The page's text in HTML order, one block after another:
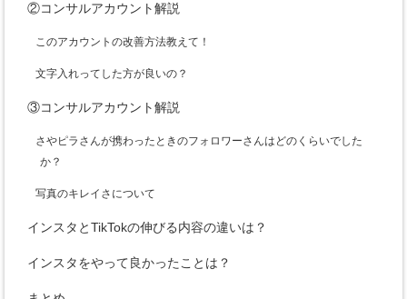
②コンサルアカウント解説
このアカウントの改善方法教えて！
文字入れってした方が良いの？
③コンサルアカウント解説
さやピラさんが携わったときのフォロワーさんはどのくらいでした
か？
写真のキレイさについて
インスタとTikTokの伸びる内容の違いは？
インスタをやって良かったことは？